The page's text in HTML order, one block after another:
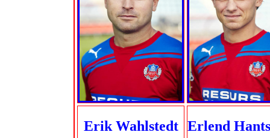
Erik Wahlstedt Erlend